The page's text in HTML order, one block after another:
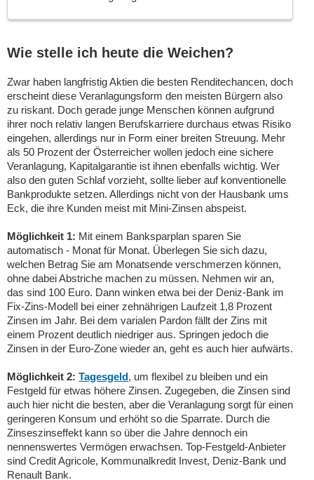
Wie stelle ich heute die Weichen?
Zwar haben langfristig Aktien die besten Renditechancen, doch
erscheint diese Veranlagungsform den meisten Bürgern also
zu riskant. Doch gerade junge Menschen können aufgrund
ihrer noch relativ langen Berufskarriere durchaus etwas Risiko
eingehen, allerdings nur in Form einer breiten Streuung. Mehr
als 50 Prozent der Österreicher wollen jedoch eine sichere
Veranlagung, Kapitalgarantie ist ihnen ebenfalls wichtig. Wer
also den guten Schlaf vorzieht, sollte lieber auf konventionelle
Bankprodukte setzen. Allerdings nicht von der Hausbank ums
Eck, die ihre Kunden meist mit Mini-Zinsen abspeist.
Möglichkeit 1: Mit einem Banksparplan sparen Sie
automatisch - Monat für Monat. Überlegen Sie sich dazu,
welchen Betrag Sie am Monatsende verschmerzen können,
ohne dabei Abstriche machen zu müssen. Nehmen wir an,
das sind 100 Euro. Dann winken etwa bei der Deniz-Bank im
Fix-Zins-Modell bei einer zehnährigen Laufzeit 1,8 Prozent
Zinsen im Jahr. Bei dem varialen Pardon fällt der Zins mit
einem Prozent deutlich niedriger aus. Springen jedoch die
Zinsen in der Euro-Zone wieder an, geht es auch hier aufwärts.
Möglichkeit 2: Tagesgeld, um flexibel zu bleiben und ein
Festgeld für etwas höhere Zinsen. Zugegeben, die Zinsen sind
auch hier nicht die besten, aber die Veranlagung sorgt für einen
geringeren Konsum und erhöht so die Sparrate. Durch die
Zinseszinseffekt kann so über die Jahre dennoch ein
nennenswertes Vermögen erwachsen. Top-Festgeld-Anbieter
sind Credit Agricole, Kommunalkredit Invest, Deniz-Bank und
Renault Bank.